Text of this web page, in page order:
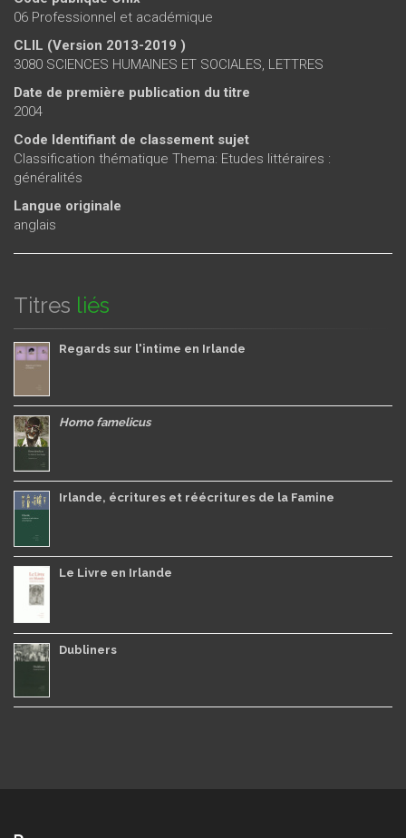
06 Professionnel et académique
CLIL (Version 2013-2019 )
3080 SCIENCES HUMAINES ET SOCIALES, LETTRES
Date de première publication du titre
2004
Code Identifiant de classement sujet
Classification thématique Thema: Etudes littéraires :
généralités
Langue originale
anglais
Titres liés
Regards sur l'intime en Irlande
Homo famelicus
Irlande, écritures et réécritures de la Famine
Le Livre en Irlande
Dubliners